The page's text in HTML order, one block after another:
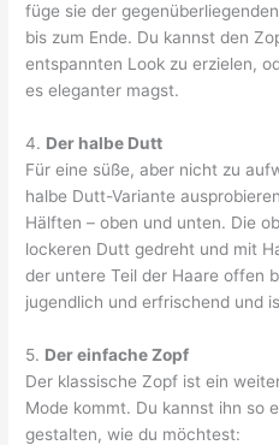
füge sie der
bis zum Ende. Du kannst den
entspannten Look zu erzielen,
es eleganter magst.
4. Der halbe Dutt
Für eine süße, aber nicht zu
halbe Dutt-Variante
Hälften – oben und unten. Die
lockeren Dutt gedreht und mit
der untere Teil der Haare offen
jugendlich und erfrischend und
5. Der einfache Zopf
Der klassische Zopf ist ein
Mode kommt. Du kannst ihn so
gestalten, wie du möchtest: